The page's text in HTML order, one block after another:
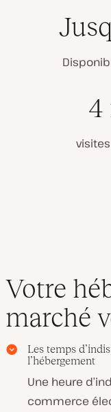
4
Votre
marché
Les temps
l’hébergement
Une heure
commerce